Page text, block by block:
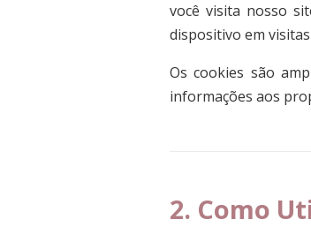
você visita nosso
dispositivo em
Os cookies são
informações aos
2. Como